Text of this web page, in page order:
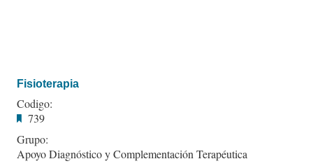
Fisioterapia
Codigo:
739
Grupo:
Apoyo Diagnóstico y Complementación Terapéutica